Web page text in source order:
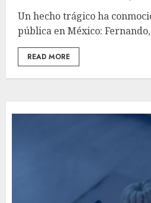
Un hecho trágico ha
pública en México:
READ MORE